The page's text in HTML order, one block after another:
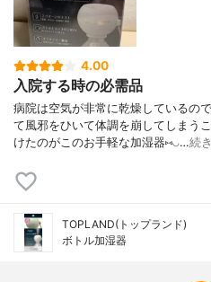
4.00
入院する時の必需品
病院は空気が非常に乾燥しているの
て風邪をひいて体調を崩してしまう
けたのがこのお手軽な加湿器⑅︎◡…続
TOPLAND(トップランド)
ボトル加湿器